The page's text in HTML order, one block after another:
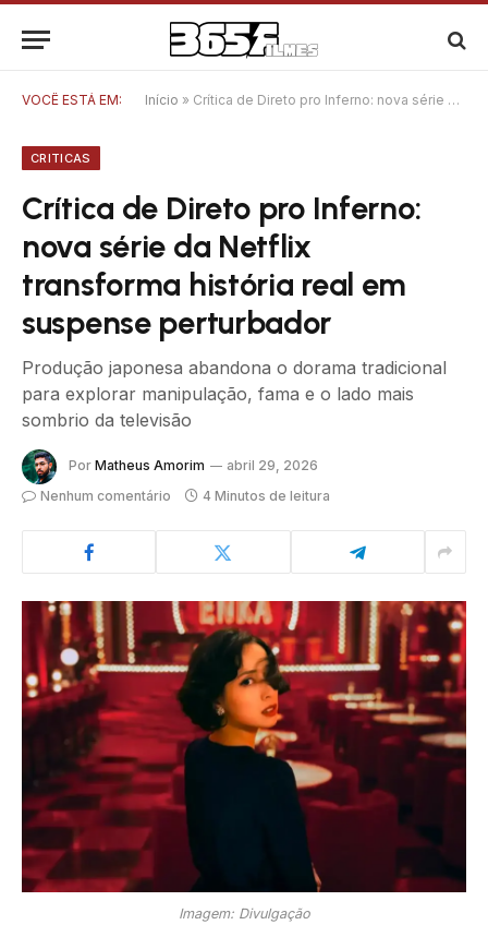
VOCÊ ESTÁ EM: Início » Crítica de Direto pro Inferno: nova série da Netflix transforma história real em suspense perturbador
CRITICAS
Crítica de Direto pro Inferno:
nova série da Netflix
transforma história real em
suspense perturbador
Produção japonesa abandona o dorama tradicional
para explorar manipulação, fama e o lado mais
sombrio da televisão
Por Matheus Amorim
abril 29, 2026
Nenhum comentário
4 Minutos de leitura
Imagem: Divulgação